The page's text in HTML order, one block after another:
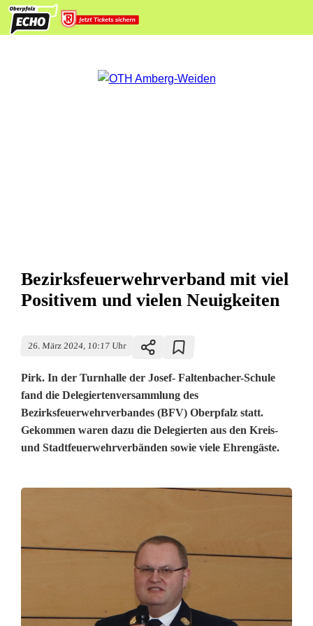
Bezirksfeuerwehrverband mit viel
Positivem und vielen Neuigkeiten
26. März 2024, 10:17 Uhr
Pirk. In der Turnhalle der Josef- Faltenbacher-Schule
fand die Delegiertenversammlung des
Bezirksfeuerwehrverbandes (BFV) Oberpfalz statt.
Gekommen waren dazu die Delegierten aus den Kreis-
und Stadtfeuerwehrverbänden sowie viele Ehrengäste.
z